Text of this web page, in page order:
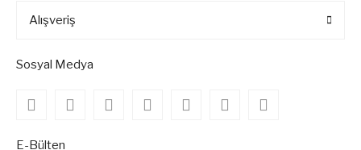
Alışveriş
Sosyal Medya
E-Bülten